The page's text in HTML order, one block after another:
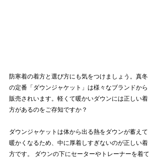
防寒着の着方と選び方にも気をつけましょう。真冬
の定番「ダウンジャケット」は様々なブランドから
販売されいます。軽くて暖かいダウンには正しい着
方があるのをご存知ですか？
ダウンジャケットは体から出る熱をダウンが蓄えて
暖かくなるため、中に厚着しすぎないのが正しい着
方です。 ダウンの下にセーターやトレーナーを着て